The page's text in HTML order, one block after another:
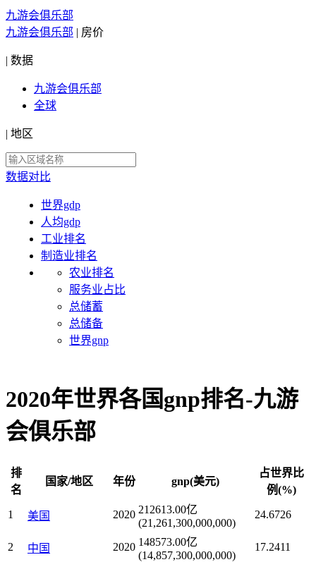
九游会俱乐部
九游会俱乐部 | 房价
| 数据
九游会俱乐部
全球
| 地区
数据对比
世界gdp
人均gdp
工业排名
制造业排名
农业排名
服务业占比
总储蓄
总储备
世界gnp
2020年世界各国gnp排名-九游
会俱乐部
排
名
国家/地区 年份 gnp(美元)
占世界比
例(%)
1 美国 2020 212613.00亿
(21,261,300,000,000)
24.6726
2 中国 2020 148573.00亿
(14,857,300,000,000)
17.2411